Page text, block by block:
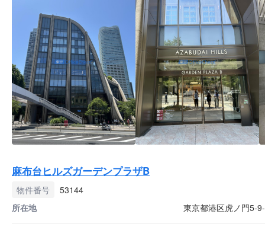
麻布台ヒルズガーデンプラザB
物件番号
53144
所在地
東京都港区虎ノ門5-